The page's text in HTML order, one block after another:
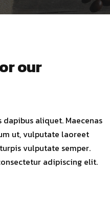
our
aliquet. Maecenas
ut, vulputate laoreet
vulputate semper.
adipiscing elit.